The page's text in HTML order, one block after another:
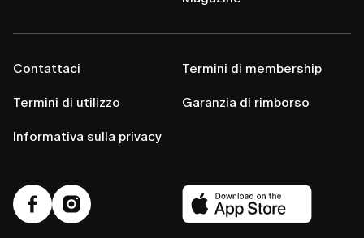
Contattaci
Termini di utilizzo
Informativa sulla privacy
Termini di membership
Garanzia di rimborso